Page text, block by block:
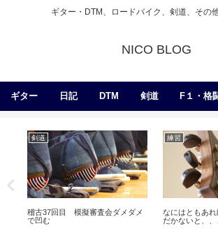
ギター・DTM、ロードバイク、剣道、その
NICO BLOG
ギター 日記 DTM 剣道 F１・格
剣道
稽古37回目 模擬審査会ダメダメ
で凹む
練習
なにはともあ
だかないと、、